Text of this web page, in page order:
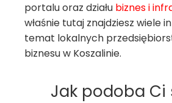
portalu oraz działu biznes i
właśnie tutaj znajdziesz wiele
temat lokalnych
biznesu w Koszalinie.
Jak podoba Ci